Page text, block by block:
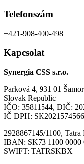
Telefonszám
+421-908-400-498
Kapcsolat
Synergia CSS s.r.o.
Parková 4, 931 01
Slovak Republic
IČO: 35811544, DIČ:
IČ DPH: SK2021574566
2928867145/1100, Tatra
IBAN: SK73 1100 0000
SWIFT: TATRSKBX